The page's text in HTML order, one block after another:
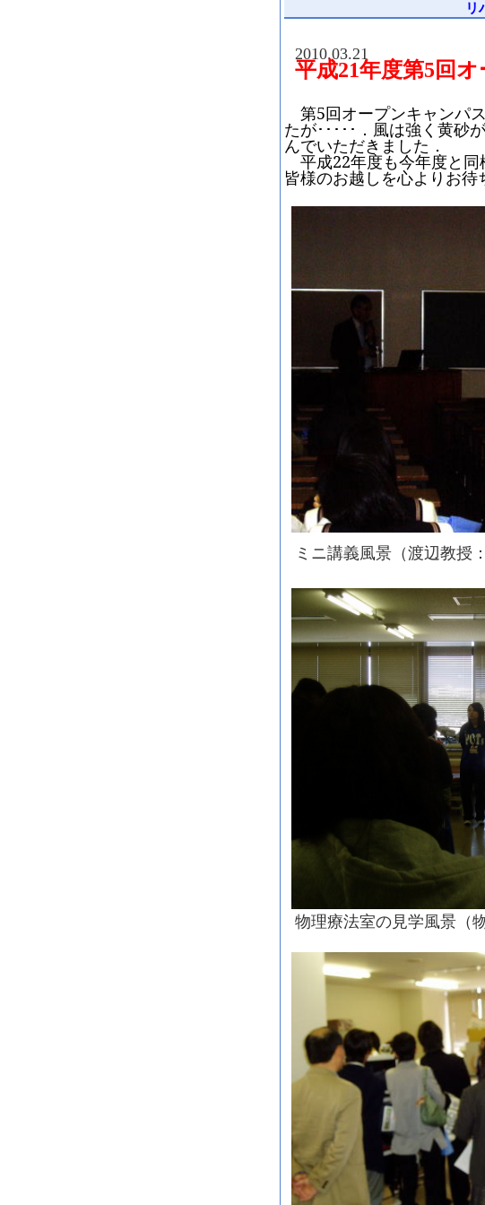
リ
2010.03.21
平成21年度第5回
第5回オープンキャンパ
たが･････．風は強く黄砂
んでいただきました．
平成22年度も今年度と同
皆様のお越しを心よりお待
ミニ講義風景（渡辺教授
物理療法室の見学風景（